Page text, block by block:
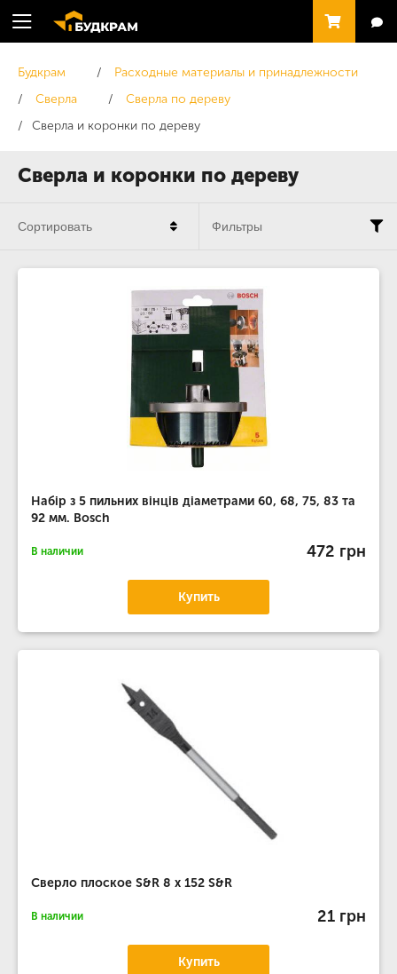
Сверла и коронки по дереву
Будкрам
Расходные материалы и принадлежности
Сверла
Сверла по дереву
Сверла и коронки по дереву
Набір з 5 пильних вінців діаметрами 60, 68, 75, 83 та
92 мм. Bosch
В наличии 472 грн
Купить
Сверло плоское S&R 8 х 152 S&R
В наличии 21 грн
Купить
Сортировать Фильтры